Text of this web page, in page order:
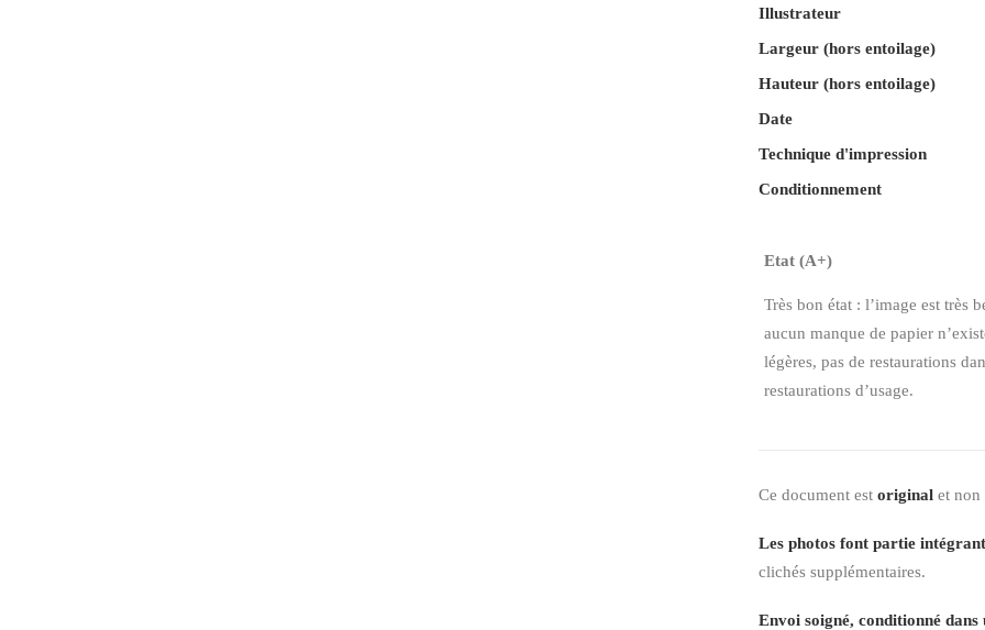
Illustrateur
Largeur (hors entoilage)
Hauteur (hors entoilage)
Date
Technique d'impression
Conditionnement
Etat (A+)
Très bon état : l’image est très
aucun manque de papier
légères, pas de restaurations
restaurations d’usage.
Ce document est original et non
Les photos font partie
clichés supplémentaires.
Envoi soigné, conditionné